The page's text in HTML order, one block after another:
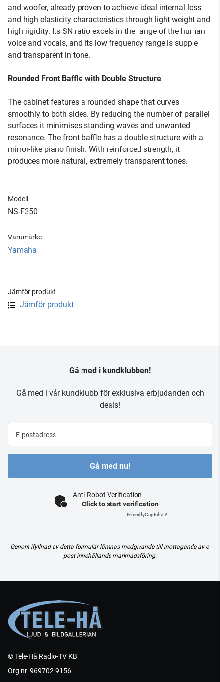
and woofer, already proven to achieve ideal internal loss
and high elasticity characteristics through light weight and
high rigidity. Its SN ratio excels in the range of the human
voice and vocals, and its low frequency range is supple
and transparent in tone.
Rounded Front Baffle with Double Structure
The cabinet features a rounded shape that curves
smoothly to both sides. By reducing the number of parallel
surfaces it minimises standing waves and unwanted
resonance. The front baffle has a double structure with a
mirror-like piano finish. With reinforced strength, it
produces more natural, extremely transparent tones.
Modell
NS-F350
Varumärke
Yamaha
Jämför produkt
Jämför produkt
Gå med i kundklubben!
Gå med i vår kundklubb för exklusiva erbjudanden och
deals!
E-postadress
Gå med nu!
Anti-Robot Verification
Click to start verification
FriendlyCaptcha ⇗
Genom ifyllnad av detta formulär lämnas medgivande till mottagande av e-
post innehållande marknadsföring.
© Tele-Hå Radio-TV KB
Org nr: 969702-9156